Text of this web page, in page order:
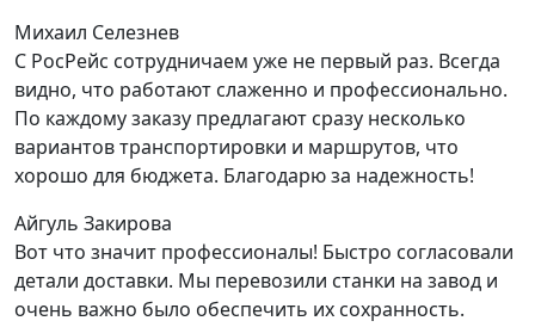
Михаил Селезнев
С РосРейс сотрудничаем уже не первый раз. Всегда
видно, что работают слаженно и профессионально.
По каждому заказу предлагают сразу несколько
вариантов транспортировки и маршрутов, что
хорошо для бюджета. Благодарю за надежность!
Айгуль Закирова
Вот что значит профессионалы! Быстро согласовали
детали доставки. Мы перевозили станки на завод и
очень важно было обеспечить их сохранность.